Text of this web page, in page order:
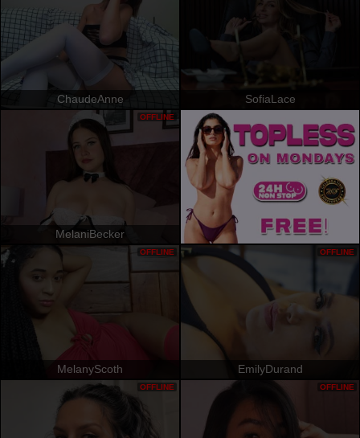
ChaudeAnne SofiaLace
MelaniBecker
OFFLINE
MelanyScoth
OFFLINE
EmilyDurand
OFFLINE
OFFLINE OFFLINE